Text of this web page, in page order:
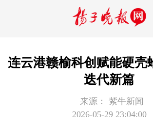
连云港赣榆科创赋能硬壳
迭代新篇
来源：
紫牛新闻
2026-05-29 23:04:00